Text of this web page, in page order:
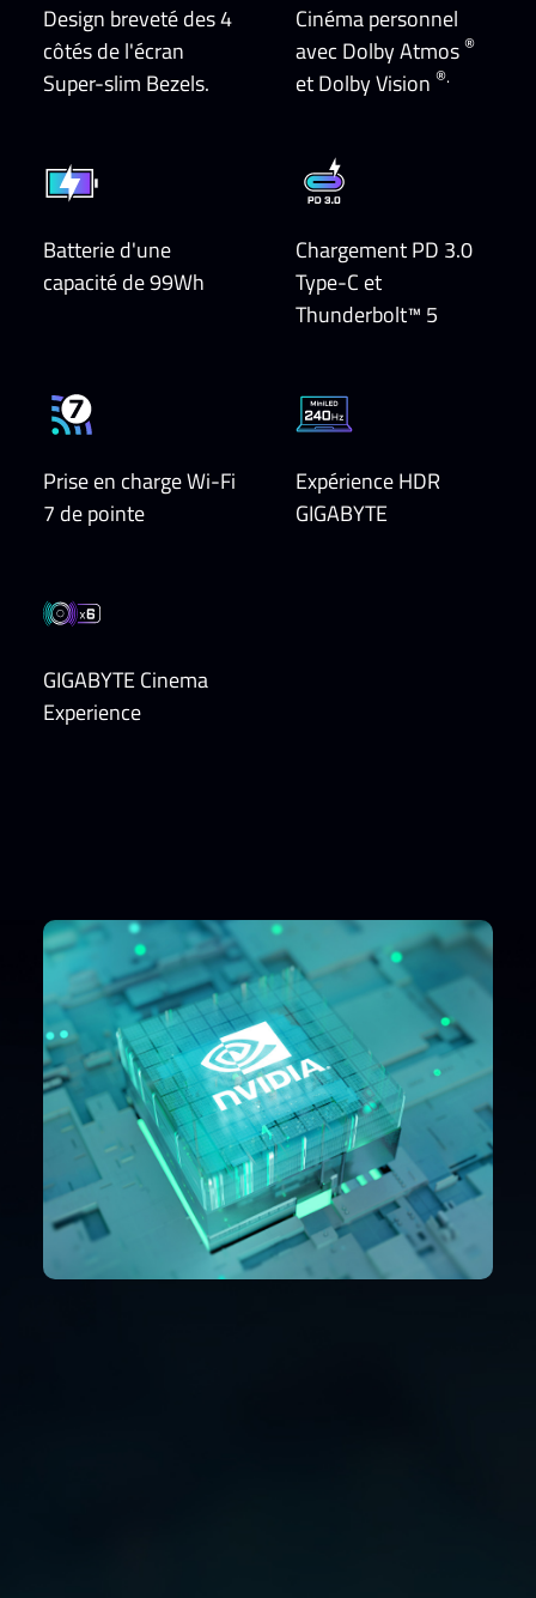
Design breveté des 4
côtés de l'écran
Super-slim Bezels.
Cinéma personnel
avec Dolby Atmos®
et Dolby Vision®.
Batterie d'une
capacité de 99Wh
Chargement PD 3.0
Type-C et
Thunderbolt™ 5
Prise en charge Wi-Fi
7 de pointe
Expérience HDR
GIGABYTE
GIGABYTE Cinema
Experience